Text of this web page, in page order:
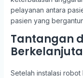
pelayanan antara
pasien yang
Tantangan
Setelah instalasi